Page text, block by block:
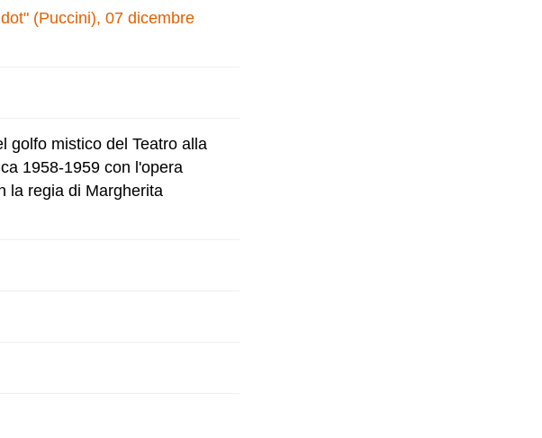
(Puccini), 07 dicembre
golfo mistico del Teatro alla
1958-1959 con l'opera
la regia di Margherita